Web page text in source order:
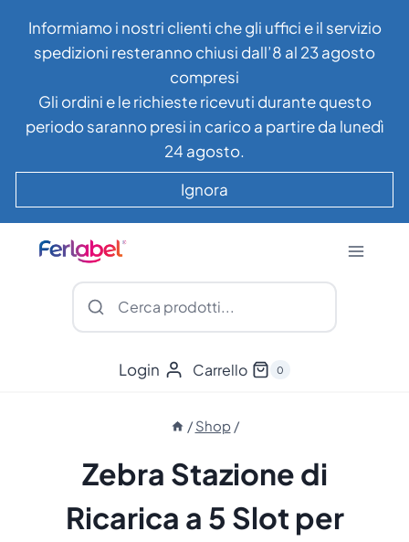
contenuto
Informiamo i nostri clienti che gli uffici e il servizio
spedizioni resteranno chiusi dall’8 al 23 agosto
compresi
Gli ordini e le richieste ricevuti durante questo
periodo saranno presi in carico a partire da lunedì
24 agosto.
Ignora
Login Carrello 0
/ Shop /
Zebra Stazione di
Ricarica a 5 Slot per